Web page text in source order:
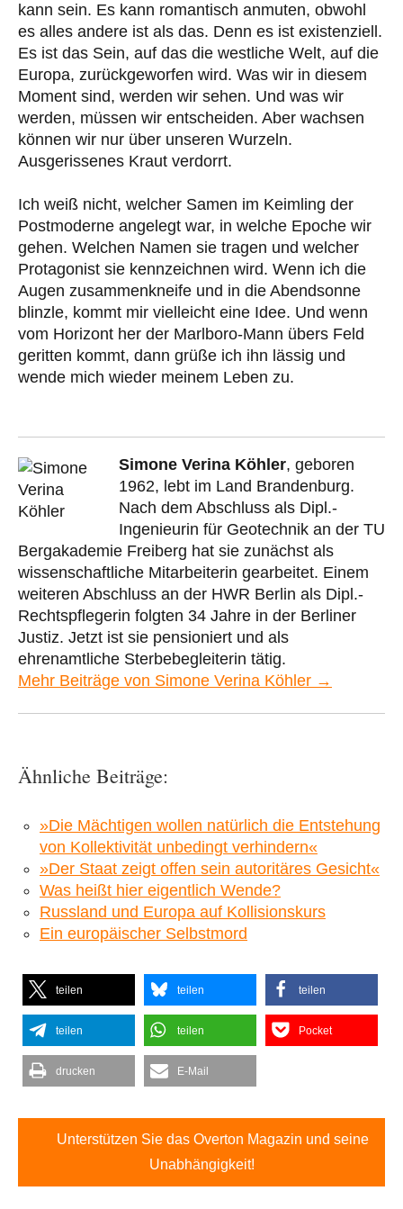
kann sein. Es kann romantisch anmuten, obwohl
es alles andere ist als das. Denn es ist existenziell.
Es ist das Sein, auf das die westliche Welt, auf die
Europa, zurückgeworfen wird. Was wir in diesem
Moment sind, werden wir sehen. Und was wir
werden, müssen wir entscheiden. Aber wachsen
können wir nur über unseren Wurzeln.
Ausgerissenes Kraut verdorrt.
Ich weiß nicht, welcher Samen im Keimling der
Postmoderne angelegt war, in welche Epoche wir
gehen. Welchen Namen sie tragen und welcher
Protagonist sie kennzeichnen wird. Wenn ich die
Augen zusammenkneife und in die Abendsonne
blinzle, kommt mir vielleicht eine Idee. Und wenn
vom Horizont her der Marlboro-Mann übers Feld
geritten kommt, dann grüße ich ihn lässig und
wende mich wieder meinem Leben zu.
Simone Verina Köhler, geboren
1962, lebt im Land Brandenburg.
Nach dem Abschluss als Dipl.-
Ingenieurin für Geotechnik an der TU
Bergakademie Freiberg hat sie zunächst als
wissenschaftliche Mitarbeiterin gearbeitet. Einem
weiteren Abschluss an der HWR Berlin als Dipl.-
Rechtspflegerin folgten 34 Jahre in der Berliner
Justiz. Jetzt ist sie pensioniert und als
ehrenamtliche Sterbebegleiterin tätig.
Mehr Beiträge von Simone Verina Köhler →
Ähnliche Beiträge:
»Die Mächtigen wollen natürlich die Entstehung
von Kollektivität unbedingt verhindern«
»Der Staat zeigt offen sein autoritäres Gesicht«
Was heißt hier eigentlich Wende?
Russland und Europa auf Kollisionskurs
Ein europäischer Selbstmord
teilen teilen teilen
teilen teilen Pocket
drucken E-Mail
Unterstützen Sie das Overton Magazin und seine
Unabhängigkeit!